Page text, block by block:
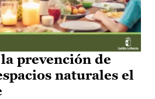
prevención de
naturales el